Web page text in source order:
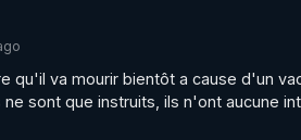
qu'il va mourir bientôt a cause d'un
sont que instruits, ils n'ont aucune